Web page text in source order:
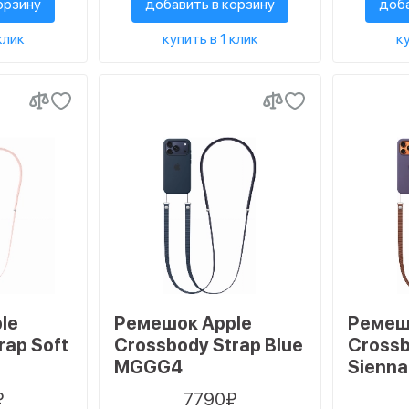
добавить в корзину
купить в 1 клик
Soft
Ремешок Apple
Crossbody Strap Blue
MGGG4
7790₽